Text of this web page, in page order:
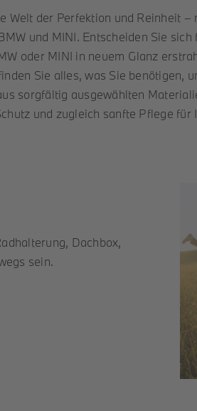
Welt der Perfektion und Reinheit
und MINI. Entscheiden Sie
oder MINI in neuem Glanz
Sie alles, was Sie benötigen,
sorgfältig ausgewählten
und zugleich sanfte Pflege für
Dachbox,
sein.